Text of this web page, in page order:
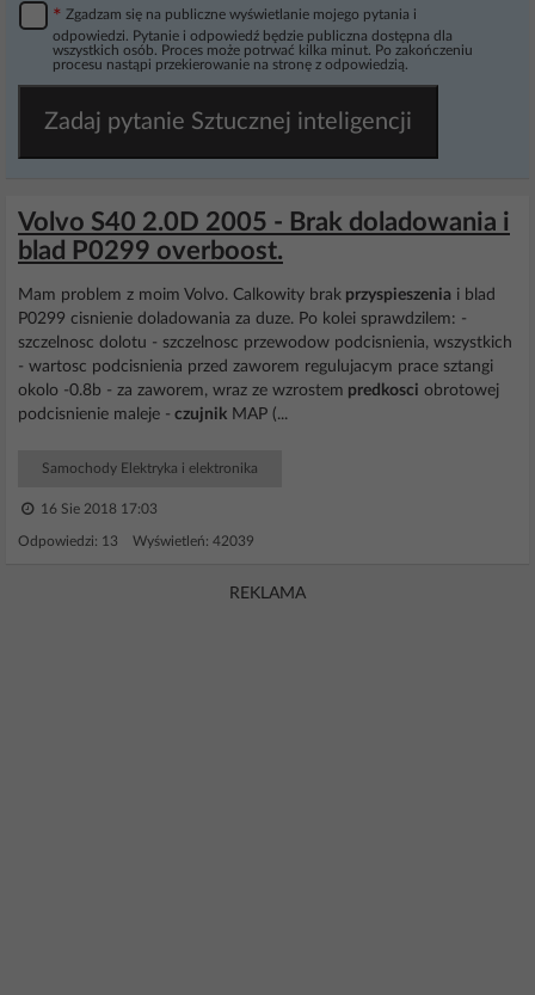
* Zgadzam się na publiczne wyświetlanie mojego pytania i
odpowiedzi. Pytanie i odpowiedź będzie publiczna dostępna dla
wszystkich osób. Proces może potrwać kilka minut. Po zakończeniu
procesu nastąpi przekierowanie na stronę z odpowiedzią.
Zadaj pytanie Sztucznej inteligencji
Volvo S40 2.0D 2005 - Brak doladowania i
blad P0299 overboost.
Mam problem z moim Volvo. Calkowity brak przyspieszenia i blad
P0299 cisnienie doladowania za duze. Po kolei sprawdzilem: -
szczelnosc dolotu - szczelnosc przewodow podcisnienia, wszystkich
- wartosc podcisnienia przed zaworem regulujacym prace sztangi
okolo -0.8b - za zaworem, wraz ze wzrostem predkosci obrotowej
podcisnienie maleje - czujnik MAP (...
Samochody Elektryka i elektronika
16 Sie 2018 17:03
Odpowiedzi: 13 Wyświetleń: 42039
REKLAMA